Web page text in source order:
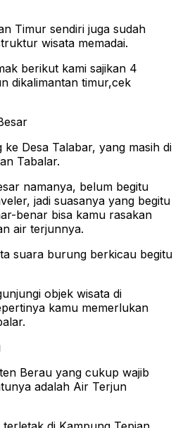
Timur sendiri juga sudah
wisata memadai.
berikut kami sajikan 4
dikalimantan timur,cek
Desa Talabar, yang masih di
Tabalar.
namanya, belum begitu
jadi suasanya yang begitu
benar bisa kamu rasakan
air terjunnya.
suara burung berkicau begitu
objek wisata di
kamu memerlukan
Berau yang cukup wajib
adalah Air Terjun